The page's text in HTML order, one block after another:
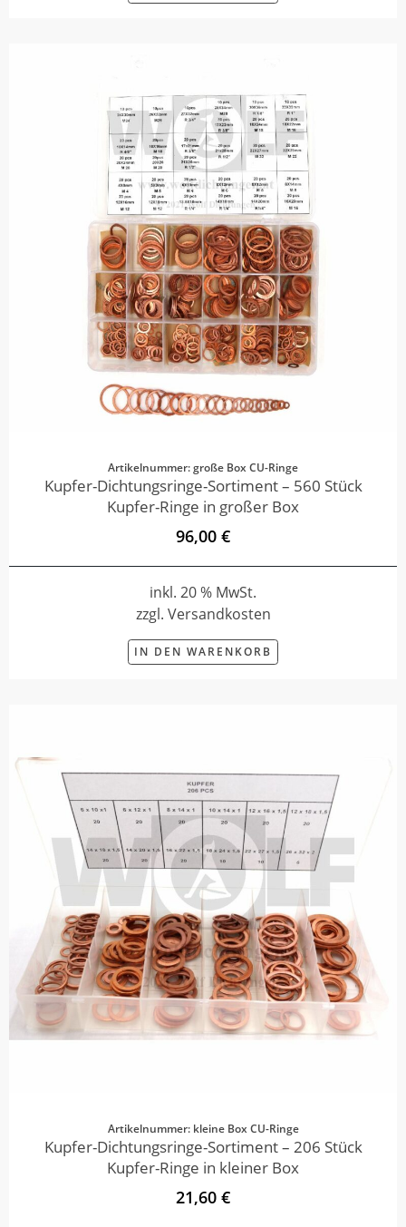
Artikelnummer: große Box CU-Ringe
Kupfer-Dichtungsringe-Sortiment – 560 Stück
Kupfer-Ringe in großer Box
96,00 €
inkl. 20 % MwSt.
zzgl. Versandkosten
IN DEN WARENKORB
Artikelnummer: kleine Box CU-Ringe
Kupfer-Dichtungsringe-Sortiment – 206 Stück
Kupfer-Ringe in kleiner Box
21,60 €